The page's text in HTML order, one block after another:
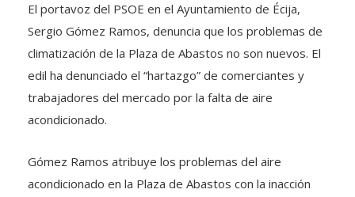
El portavoz del PSOE en el Ayuntamiento de Écija,
Sergio Gómez Ramos, denuncia que los problemas de
climatización de la Plaza de Abastos no son nuevos. El
edil ha denunciado el “hartazgo” de comerciantes y
trabajadores del mercado por la falta de aire
acondicionado.
Gómez Ramos atribuye los problemas del aire
acondicionado en la Plaza de Abastos con la inacción